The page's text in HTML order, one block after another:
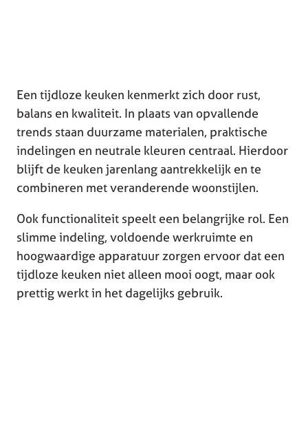
Een tijdloze keuken kenmerkt zich door rust,
balans en kwaliteit. In plaats van opvallende
trends staan duurzame materialen, praktische
indelingen en neutrale kleuren centraal. Hierdoor
blijft de keuken jarenlang aantrekkelijk en te
combineren met veranderende woonstijlen.
Ook functionaliteit speelt een belangrijke rol. Een
slimme indeling, voldoende werkruimte en
hoogwaardige apparatuur zorgen ervoor dat een
tijdloze keuken niet alleen mooi oogt, maar ook
prettig werkt in het dagelijks gebruik.